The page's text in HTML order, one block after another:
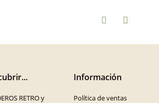
RETRO y
Información
Política de ventas